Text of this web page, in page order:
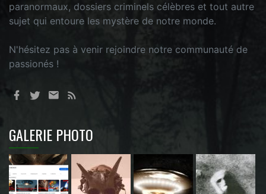
paranormaux, dossiers criminels célèbres et tout autre
sujet qui entoure les mystère de notre monde.
N'hésitez pas à venir rejoindre notre communauté de
passionés !
GALERIE PHOTO